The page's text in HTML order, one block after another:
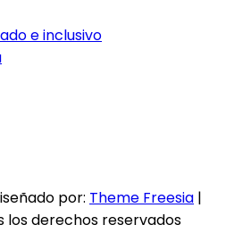
e inclusivo
por: Theme Freesia |
los derechos reservados